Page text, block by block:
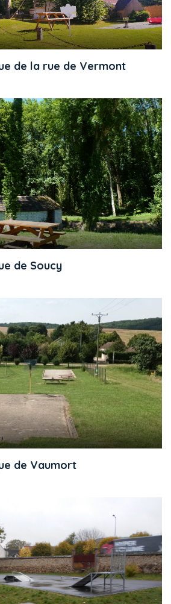
de la rue de Vermont
de Soucy
de Vaumort